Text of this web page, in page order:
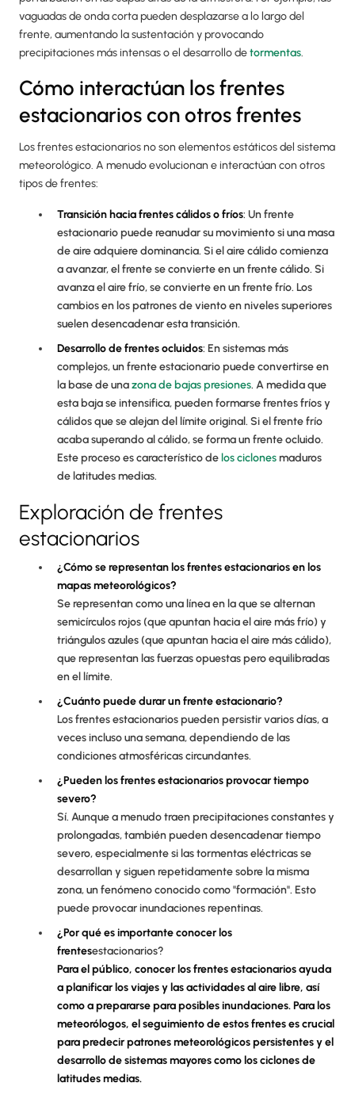
vaguadas de onda corta pueden desplazarse a lo largo del
frente, aumentando la sustentación y provocando
precipitaciones más intensas o el desarrollo detormentas.
Cómo interactúan los frentes
estacionarios con otros frentes
Los frentes estacionarios no son elementos estáticos del sistema
meteorológico. A menudo evolucionan e interactúan con otros
tipos de frentes:
Transición hacia frentes cálidos o fríos: Un frente
estacionario puede reanudar su movimiento si una masa
de aire adquiere dominancia. Si el aire cálido comienza
a avanzar, el frente se convierte en un frente cálido. Si
avanza el aire frío, se convierte en un frente frío. Los
cambios en los patrones de viento en niveles superiores
suelen desencadenar esta transición.
Desarrollo defrentes ocluidos: En sistemas más
complejos, un frente estacionario puede convertirse en
la base de unazona de bajas presiones. A medida que
esta baja se intensifica, pueden formarse frentes fríos y
cálidos que se alejan del límite original. Si el frente frío
acaba superando al cálido, se forma un frente ocluido.
Este proceso es característico de los ciclonesmaduros
de latitudes medias.
Exploración de frentes
estacionarios
¿Cómo se representan los frentes estacionarios en los
mapas meteorológicos?
Se representan como una línea en la que se alternan
semicírculos rojos (que apuntan hacia el aire más frío) y
triángulos azules (que apuntan hacia el aire más cálido),
que representan las fuerzas opuestas pero equilibradas
en el límite.
¿Cuánto puede durar un frente estacionario?
Los frentes estacionarios pueden persistir varios días, a
veces incluso una semana, dependiendo de las
condiciones atmosféricas circundantes.
¿Pueden los frentes estacionarios provocar tiempo
severo?
Sí. Aunque a menudo traen precipitaciones constantes y
prolongadas, también pueden desencadenar tiempo
severo, especialmente si las tormentas eléctricas se
desarrollan y siguen repetidamente sobre la misma
zona, un fenómeno conocido como "formación". Esto
puede provocar inundaciones repentinas.
¿Por qué es importante conocer los
frentesestacionarios?
Para el público, conocer los frentes estacionarios ayuda
a planificar los viajes y las actividades al aire libre, así
como a prepararse para posibles inundaciones. Para los
meteorólogos, el seguimiento de estos frentes es crucial
para predecir patrones meteorológicos persistentes y el
desarrollo de sistemas mayores como los ciclones de
latitudes medias.